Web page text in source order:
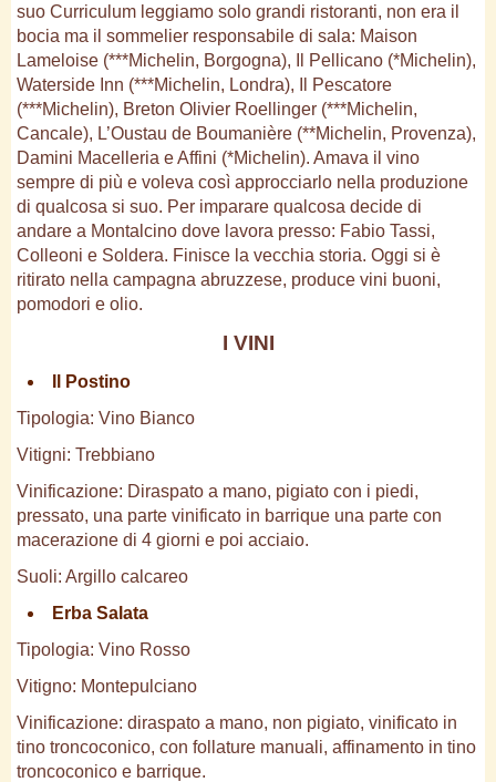
suo Curriculum leggiamo solo grandi ristoranti, non era il
bocia ma il sommelier responsabile di sala: Maison
Lameloise (***Michelin, Borgogna), Il Pellicano (*Michelin),
Waterside Inn (***Michelin, Londra), Il Pescatore
(***Michelin), Breton Olivier Roellinger (***Michelin,
Cancale), L’Oustau de Boumanière (**Michelin, Provenza),
Damini Macelleria e Affini (*Michelin). Amava il vino
sempre di più e voleva così approcciarlo nella produzione
di qualcosa si suo. Per imparare qualcosa decide di
andare a Montalcino dove lavora presso: Fabio Tassi,
Colleoni e Soldera. Finisce la vecchia storia. Oggi si è
ritirato nella campagna abruzzese, produce vini buoni,
pomodori e olio.
I VINI
Il Postino
Tipologia: Vino Bianco
Vitigni: Trebbiano
Vinificazione: Diraspato a mano, pigiato con i piedi,
pressato, una parte vinificato in barrique una parte con
macerazione di 4 giorni e poi acciaio.
Suoli: Argillo calcareo
Erba Salata
Tipologia: Vino Rosso
Vitigno: Montepulciano
Vinificazione: diraspato a mano, non pigiato, vinificato in
tino troncoconico, con follature manuali, affinamento in tino
troncoconico e barrique.